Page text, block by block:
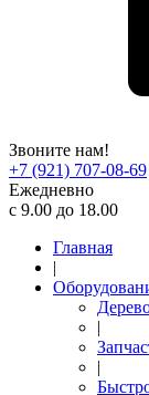
Звоните нам!
+7 (921) 707-08-69
Ежедневно
с 9.00 до 18.00
Главная
|
|
|